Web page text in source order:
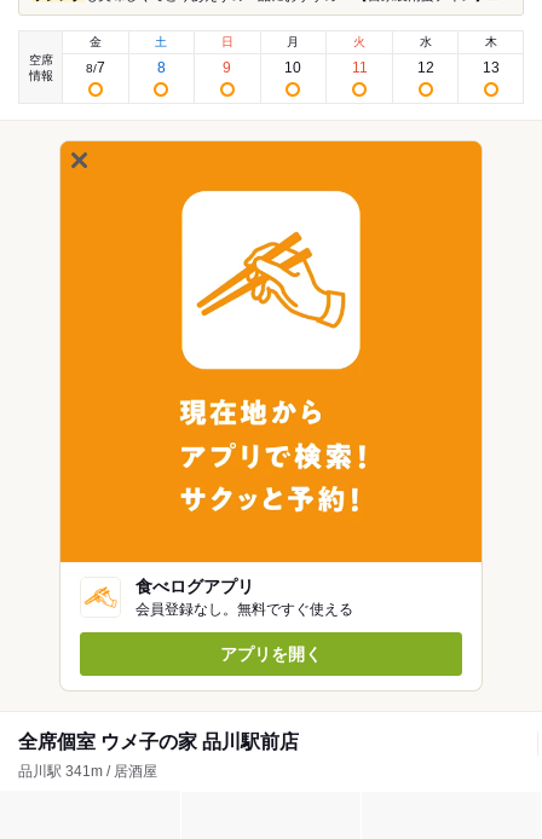
空席
情報
金
8/7
土
8
日
9
月
10
火
11
水
12
木
13
食べログアプリ
会員登録なし。無料ですぐ使える
アプリを開く
全席個室 ウメ子の家 品川駅前店
品川駅 341m / 居酒屋